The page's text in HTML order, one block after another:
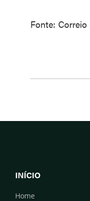
Fonte:
INÍCIO
Home